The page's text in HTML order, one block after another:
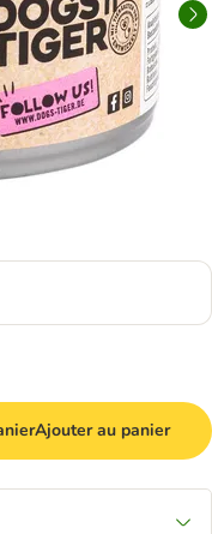
Ajouter au panier